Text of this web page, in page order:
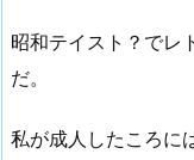
昭和テイスト？でレ
だ。
私が成人したころに